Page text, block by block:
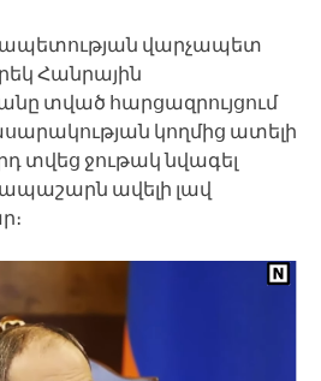
վարչապետ
Հանրային
տված հարցազրույցում
կողմից ատելի
տվեց ջութակ նվագել
ավելի լավ